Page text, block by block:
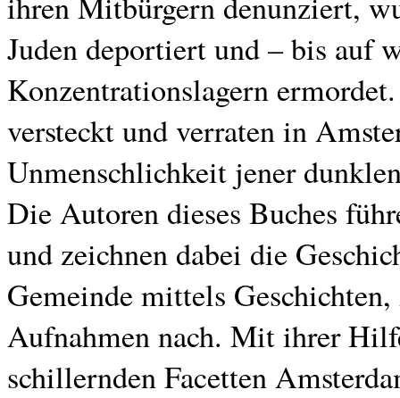
Juden deportiert und – bis auf
Konzentrationslagern
versteckt und verraten in
Unmenschlichkeit jener
Die Autoren dieses Buches
und zeichnen dabei die
Gemeinde mittels
Aufnahmen nach. Mit ihrer
schillernden Facetten